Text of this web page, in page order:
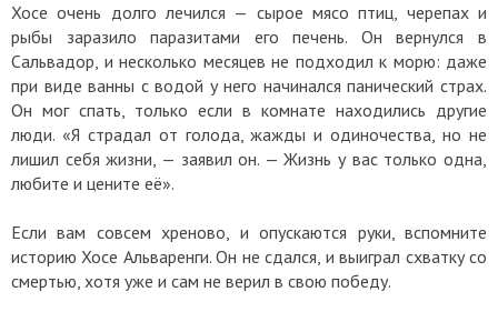
Хосе очень долго лечился — сырое мясо птиц, черепах и
рыбы заразило паразитами его печень. Он вернулся в
Сальвадор, и несколько месяцев не подходил к морю: даже
при виде ванны с водой у него начинался панический страх.
Он мог спать, только если в комнате находились другие
люди. «Я страдал от голода, жажды и одиночества, но не
лишил себя жизни, — заявил он. — Жизнь у вас только одна,
любите и цените её».
Если вам совсем хреново, и опускаются руки, вспомните
историю Хосе Альваренги. Он не сдался, и выиграл схватку со
смертью, хотя уже и сам не верил в свою победу.